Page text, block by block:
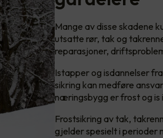
Mange av disse skadene
utsatte rør, tak og
reparasjoner,
Istapper og isdannelser
sikring kan medføre
næringsbygg er frost og is
Frostsikring av tak,
gjelder spesielt i perioder